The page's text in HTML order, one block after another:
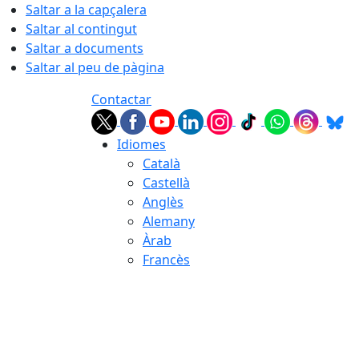
Saltar a la capçalera
Saltar al contingut
Saltar a documents
Saltar al peu de pàgina
Contactar
Idiomes
Català
Castellà
Anglès
Alemany
Àrab
Francès